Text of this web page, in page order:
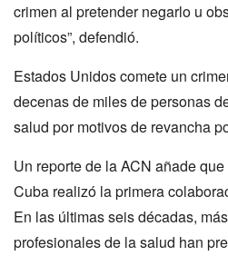
crimen al pretender negarlo u
políticos”, defendió.
Estados Unidos comete un
decenas de miles de personas
salud por motivos de revancha
Un reporte de la ACN añade
Cuba realizó la primera
En las últimas seis décadas,
profesionales de la salud han